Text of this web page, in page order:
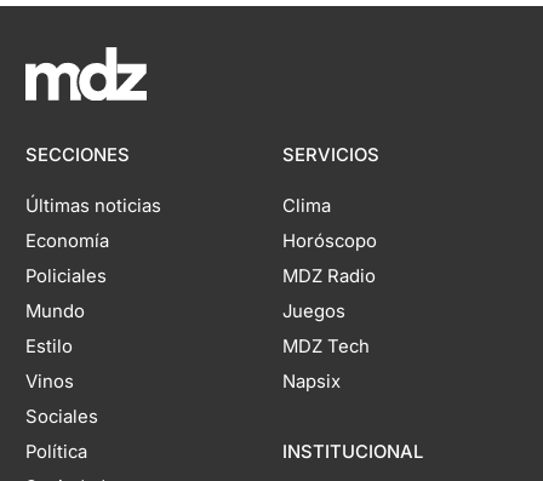
SECCIONES
Últimas noticias
Economía
Policiales
Mundo
Estilo
Vinos
Sociales
Política
SERVICIOS
Clima
Horóscopo
MDZ Radio
Juegos
MDZ Tech
Napsix
INSTITUCIONAL